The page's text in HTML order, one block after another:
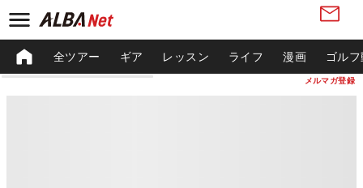
メルマガ登録
全ツアー ギア レッスン ライフ 漫画 ゴル